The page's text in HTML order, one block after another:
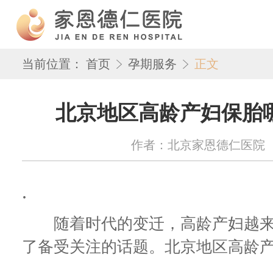
当前位置： 首页 孕期服务 正文
北京地区高龄产妇保胎
作者：北京家恩德仁医院
.
随着时代的变迁，高龄产妇越来
了备受关注的话题。北京地区高龄